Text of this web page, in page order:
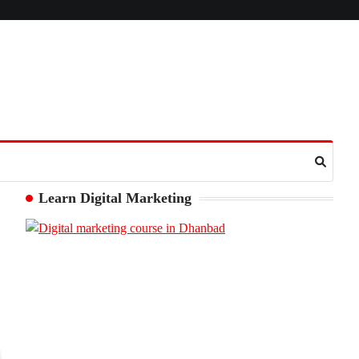
Learn Digital Marketing